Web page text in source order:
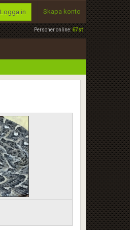
Personer online:67st
Logga in Skapa konto